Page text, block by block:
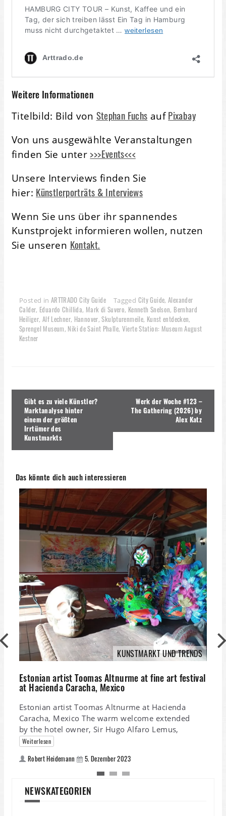
Weitere Informationen
Titelbild: Bild von Stephan Fuchs aufPixabay
Von uns ausgewählte Veranstaltungen
finden Sie unter >>>Events<<<
Unsere Interviews finden Sie
hier: Künstlerporträts & Interviews
Wenn Sie uns über ihr spannendes
Kunstprojekt informieren wollen, nutzen
Sie unseren Kontakt.
Posted in ARTTRADO City Guide Tagged City Guide, Alexander
Calder, Eduardo Chillida, Mark di Suvero, Kenneth Snelson, Bernhard
Heiliger, Alf Lechner, Hannover,Skulpturenmeile, Kunst entdecken,
Sprengel Museum, Niki de Saint Phalle, Vierte Station: Museum August
Kestner
Beitragsnavigation
Gibt es zu viele Künstler?
Marktanalyse hinter
einem der größten
Irrtümer des
Kunstmarkts
Werk der Woche #123 –
The Gathering (2026) by
Alex Katz
Das könnte dich auch interessieren
KUNSTMARKT UND TRENDS
Estonian artist Toomas Altnurme at fine art festival
at Hacienda Caracha, Mexico
Estonian artist Toomas Altnurme at Hacienda
Caracha, Mexico The warm welcome extended
by the hotel owner, Sir Hugo Alfaro Lemus,
Weiterlesen
Robert Heidemann 5. Dezember 2023
NEWSKATEGORIEN